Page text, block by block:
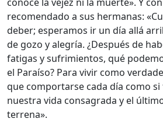
recomendado a sus hermanas:
deber; esperamos ir un día allá
de gozo y alegría. ¿Después de
fatigas y sufrimientos, qué
el Paraíso? Para vivir como
que comportarse cada día como
nuestra vida consagrada y el
terrena».